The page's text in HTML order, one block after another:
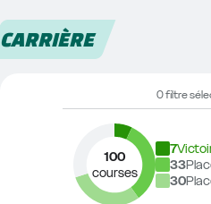
CARRIÈRE
0 filtre
100
courses
7
33
30